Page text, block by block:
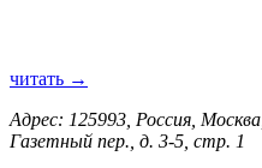
читать →
Адрес: 125993, Россия, Москва,
Газетный пер., д. 3-5, стр. 1